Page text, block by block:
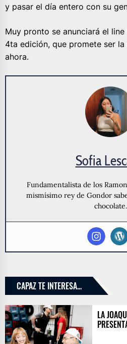
y pasar el día entero con su
Muy pronto se anunciará el
4ta edición, que promete ser
ahora.
Sofia
Fundamentalista de los
mismísimo rey de Gondor
chocolate.
CAPAZ TE INTERESA...
LA